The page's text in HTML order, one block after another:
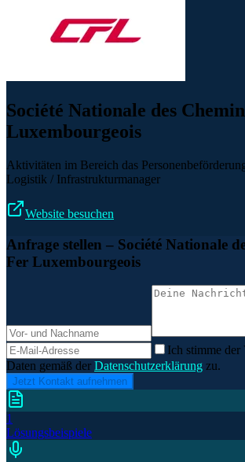
Société Nationale des
Luxembourgeois
Aktivitäten im Bereich das
Logistik / Infrastrukturmanager
Website besuchen
Anfrage stellen – Société Nationale
Fer Luxembourgeois
Ich stimme der
Daten gemäß der Datenschutzerklärung zu.
Jetzt Kontakt aufnehmen
1
Lösungsbeispiele